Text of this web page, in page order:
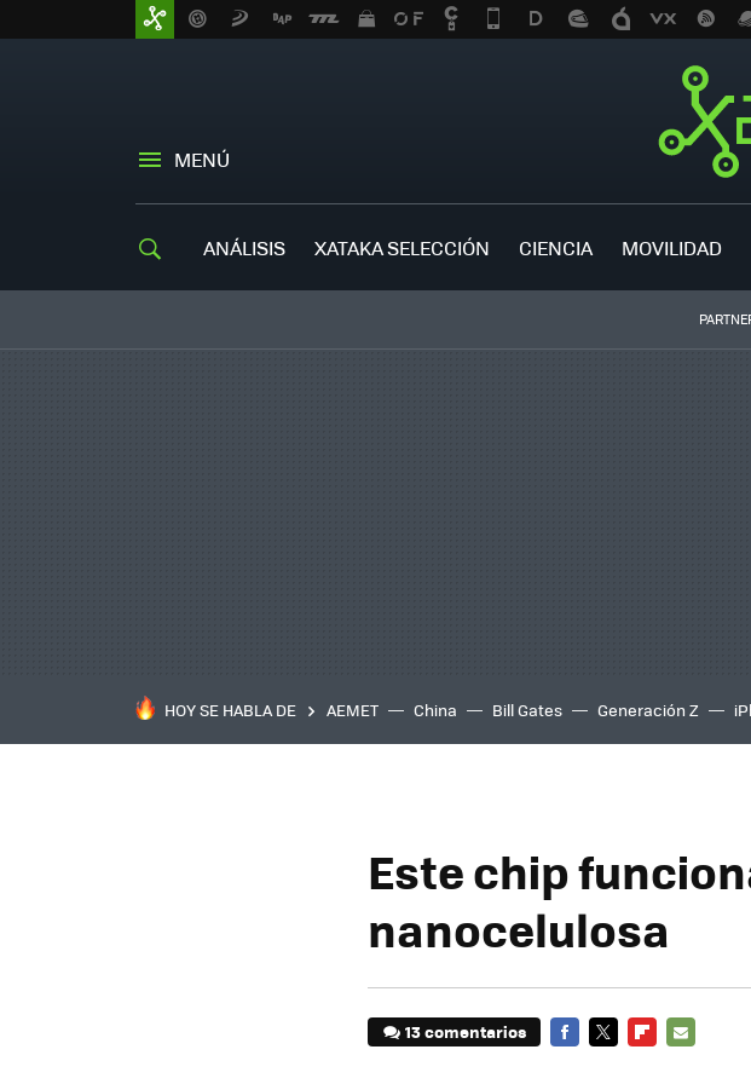
MENÚ
ANÁLISIS XATAKA SELECCIÓN CIENCIA MOVILIDAD
HOY SE HABLA DE AEMET China Bill Gates Generación Z
Este chip
nanocelulosa
13 comentarios